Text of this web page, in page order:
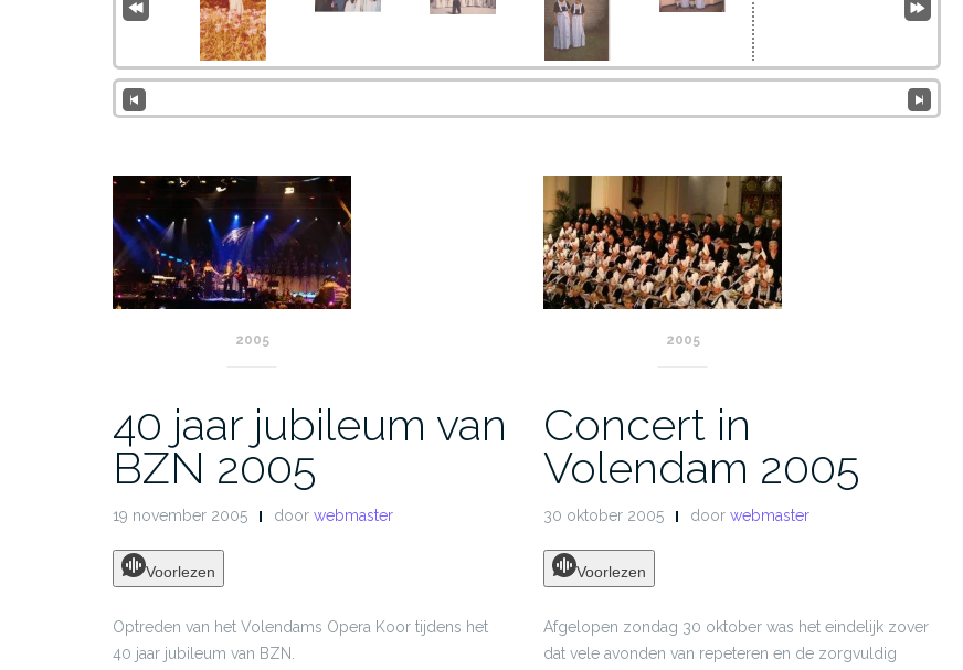
2005
40 jaar jubileum van
BZN 2005
19 november 2005 door webmaster
Voorlezen
Optreden van het Volendams Opera Koor tijdens het
40 jaar jubileum van BZN.
2005
Concert in
Volendam 2005
30 oktober 2005 door webmaster
Voorlezen
Afgelopen zondag 30 oktober was het eindelijk zover
dat vele avonden van repeteren en de zorgvuldig